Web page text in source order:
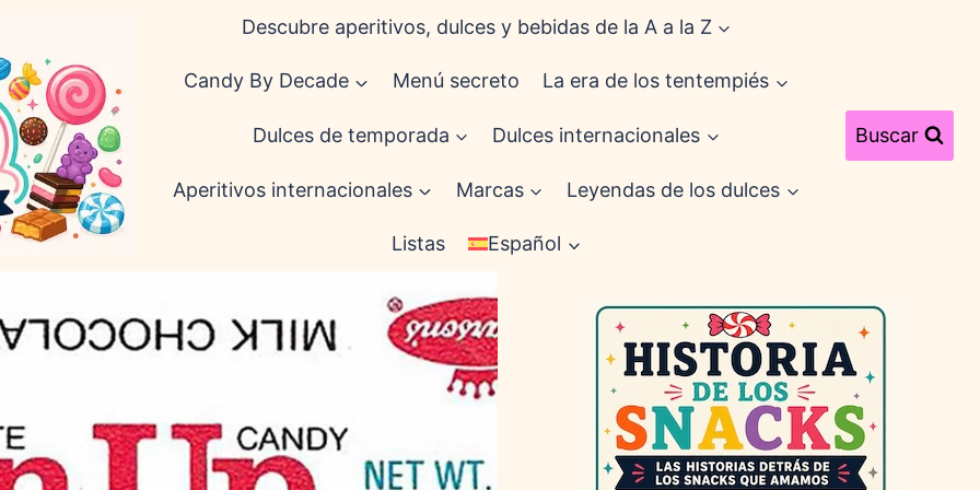
Descubre aperitivos, dulces y bebidas de la A a la Z
Candy By Decade Menú secreto La era de los tentempiés
Dulces de temporada Dulces internacionales
Aperitivos internacionales Marcas Leyendas de los dulces
Listas Español
Buscar